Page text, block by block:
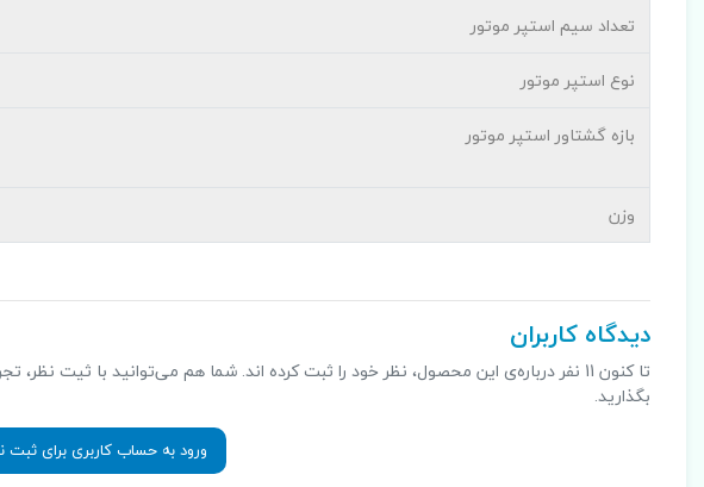
تعداد سیم استپر موتور
نوع استپر موتور
بازه گشتاور استپر موتور
وزن
دیدگاه کاربران
تا کنون 11 نفر درباره‌ی این محصول، نظر خود را ثبت کرده اند. شما هم می‌توانید با ثیت
بگذارید.
ورود به حساب کاربری برای ثبت